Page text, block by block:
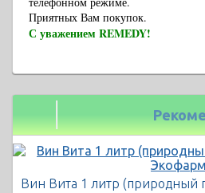
Приятных Вам покупок.
С уважением REMEDY!